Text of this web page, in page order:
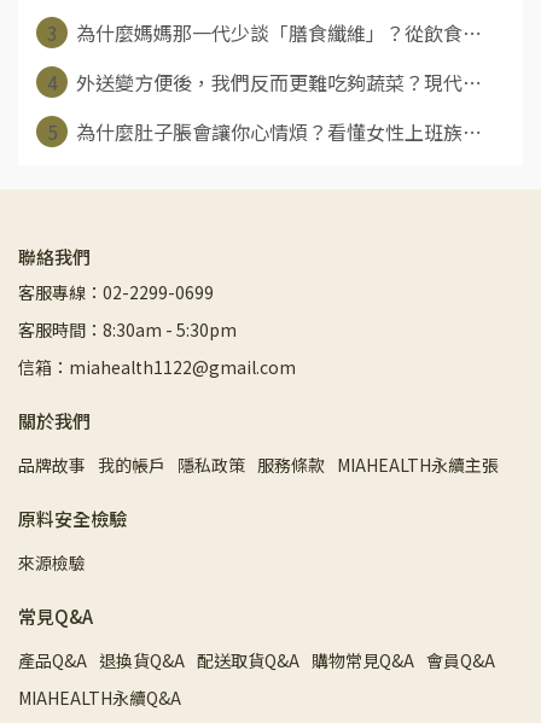
3
為什麼媽媽那一代少談「膳食纖維」？從飲食⋯
4
外送變方便後，我們反而更難吃夠蔬菜？現代⋯
5
為什麼肚子脹會讓你心情煩？看懂女性上班族⋯
聯絡我們
客服專線：02-2299-0699
客服時間：8:30am - 5:30pm
信箱：miahealth1122@gmail.com
關於我們
品牌故事 我的帳戶 隱私政策 服務條款 MIAHEALTH永續主張
原料安全檢驗
來源檢驗
常見Q&A
產品Q&A 退換貨Q&A 配送取貨Q&A 購物常見Q&A 會員Q&A
MIAHEALTH永續Q&A